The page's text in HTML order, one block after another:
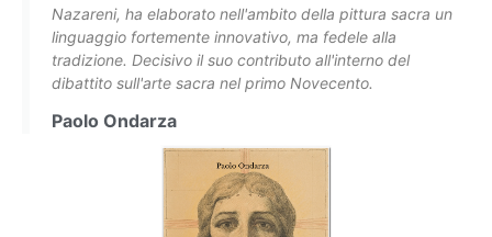
Nazareni, ha elaborato nell'ambito della pittura sacra un
linguaggio fortemente innovativo, ma fedele alla
tradizione. Decisivo il suo contributo all'interno del
dibattito sull'arte sacra nel primo Novecento.
Paolo Ondarza